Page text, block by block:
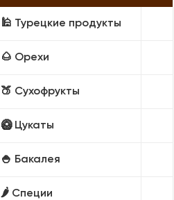
🕌 Турецкие продукты
🌰 Орехи
🍑 Сухофрукты
🥝 Цукаты
🍚 Бакалея
🌶️ Специи